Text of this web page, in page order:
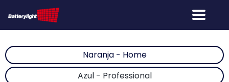
Naranja - Home
Azul - Professional